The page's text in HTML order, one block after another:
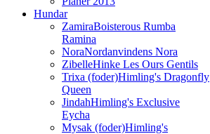
Hundar
ZamiraBoisterous Rumba
Ramina
NoraNordanvindens Nora
ZibelleHinke Les Ours Gentils
Trixa (foder)Himling's Dragonfly
Queen
JindahHimling's Exclusive
Eycha
Mysak (foder)Himling's